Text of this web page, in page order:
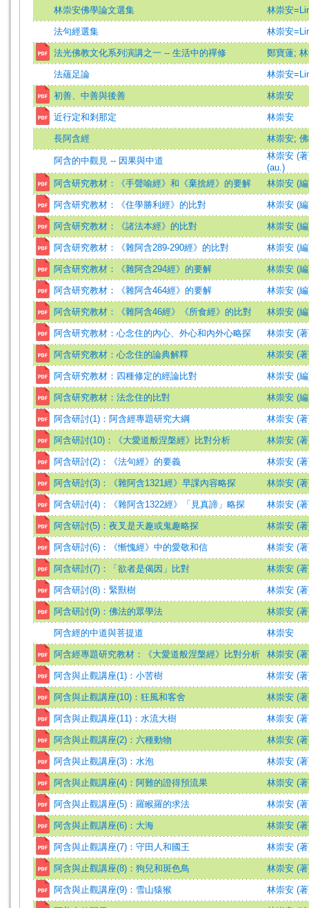
林崇安佛學論文選集
林崇安
法句經選集 林崇安
法光佛教文化系列演講之一 -- 生活中的禪修 鄭寶蓮;
法蘊足論 林崇安
初善、中善與後善 林崇安
近行定和剎那定 林崇安
長阿含經 林崇安;
阿含的中觀見 -- 因果與中道
林崇安 (
(au.)
阿含研究教材：《手聲喻經》和《棄捨經》的要解
林崇安 (
阿含研究教材：《住學勝利經》的比對 林崇安 (
阿含研究教材：《諸法本經》的比對 林崇安 (
阿含研究教材：《雜阿含289-290經》的比對 林崇安 (
阿含研究教材：《雜阿含294經》的要解 林崇安 (
阿含研究教材：《雜阿含464經》的要解 林崇安 (
阿含研究教材：《雜阿含46經》《所食經》的比對 林崇安 (
阿含研究教材：心念住的內心、外心和內外心略探 林崇安 (
阿含研究教材：心念住的論典解釋 林崇安 (
阿含研究教材：四種修定的經論比對 林崇安 (
阿含研究教材：法念住的比對 林崇安 (
阿含研討(1)：阿含經專題研究大綱 林崇安 (
阿含研討(10)：《大愛道般涅槃經》比對分析 林崇安 (
阿含研討(2)：《法句經》的要義 林崇安 (
阿含研討(3)：《雜阿含1321經》早課內容略探 林崇安 (
阿含研討(4)：《雜阿含1322經》「見真諦」略探 林崇安 (
阿含研討(5)：夜叉是天趣或鬼趣略探 林崇安 (
阿含研討(6)：《慚愧經》中的愛敬和信 林崇安 (
阿含研討(7)：「欲者是偈因」比對 林崇安 (
阿含研討(8)：緊獸樹 林崇安 (
阿含研討(9)：佛法的眾學法 林崇安 (
阿含經的中道與菩提道 林崇安
阿含經專題研究教材：《大愛道般涅槃經》比對分析 林崇安 (
阿含與止觀講座(1)：小苦樹 林崇安 (
阿含與止觀講座(10)：狂風和客舍 林崇安 (
阿含與止觀講座(11)：水流大樹 林崇安 (
阿含與止觀講座(2)：六種動物 林崇安 (
阿含與止觀講座(3)：水泡 林崇安 (
阿含與止觀講座(4)：阿難的證得預流果 林崇安 (
阿含與止觀講座(5)：羅睺羅的求法 林崇安 (
阿含與止觀講座(6)：大海 林崇安 (
阿含與止觀講座(7)：守田人和國王 林崇安 (
阿含與止觀講座(8)：狗兒和斑色鳥 林崇安 (
阿含與止觀講座(9)：雪山猿猴 林崇安 (